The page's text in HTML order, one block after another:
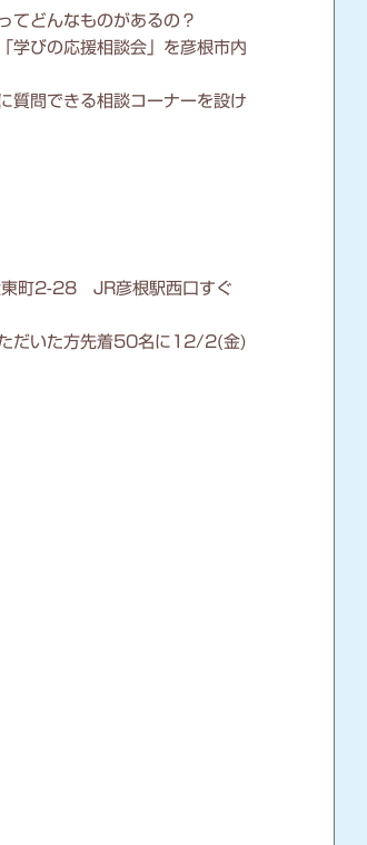
てどんなものがあるの？
学びの応援相談会」を彦根市内
質問できる相談コーナーを設け
東町2-28 JR彦根駅西口すぐ
だいた方先着50名に12/2(金)